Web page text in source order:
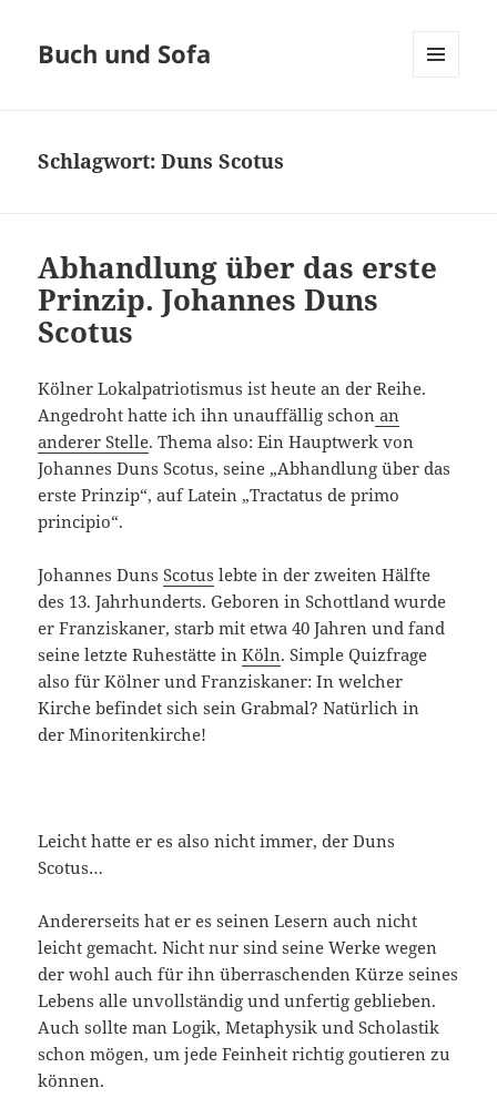
Buch und Sofa
Schlagwort:Duns Scotus
Abhandlung über das erste
Prinzip. Johannes Duns
Scotus
Kölner Lokalpatriotismus ist heute an der Reihe.
Angedroht hatte ich ihn unauffällig schon an
anderer Stelle. Thema also: Ein Hauptwerk von
Johannes Duns Scotus, seine „Abhandlung über das
erste Prinzip“, auf Latein „Tractatus de primo
principio“.
Johannes DunsScotus lebte in der zweiten Hälfte
des 13. Jahrhunderts. Geboren in Schottland wurde
er Franziskaner, starb mit etwa 40 Jahren und fand
seine letzte Ruhestätte inKöln. Simple Quizfrage
also für Kölner und Franziskaner: In welcher
Kirche befindet sich sein Grabmal? Natürlich in
der Minoritenkirche!
Leicht hatte er es also nicht immer, der Duns
Scotus…
Andererseits hat er es seinen Lesern auch nicht
leicht gemacht. Nicht nur sind seine Werke wegen
der wohl auch für ihn überraschenden Kürze seines
Lebens alle unvollständig und unfertig geblieben.
Auch sollte man Logik, Metaphysik und Scholastik
schon mögen, um jede Feinheit richtig goutieren zu
können.